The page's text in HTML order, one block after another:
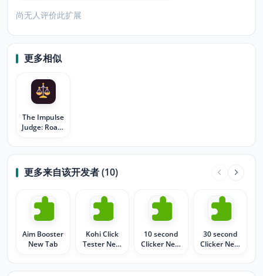
尚无人评价此扩展
更多相似
The Impulse
Judge: Roast
更多来自该开发者 (10)
Aim Booster
New Tab
Kohi Click
Tester New
10 second
Clicker New
30 second
Clicker New